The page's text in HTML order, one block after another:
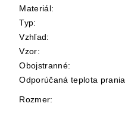
Materiál:
Typ:
Vzhľad:
Vzor:
Obojstranné:
Odporúčaná teplota prania
Rozmer: